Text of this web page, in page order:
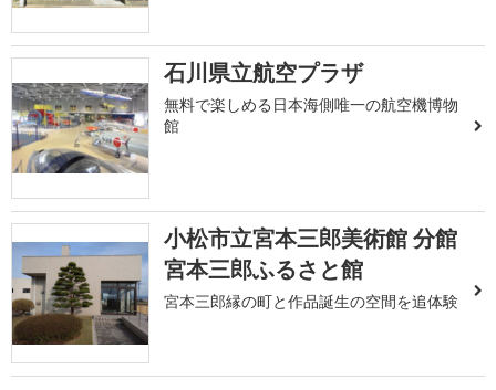
石川県立航空プラザ
無料で楽しめる日本海側唯一の航空機博物
館
小松市立宮本三郎美術館 分館
宮本三郎ふるさと館
宮本三郎縁の町と作品誕生の空間を追体験